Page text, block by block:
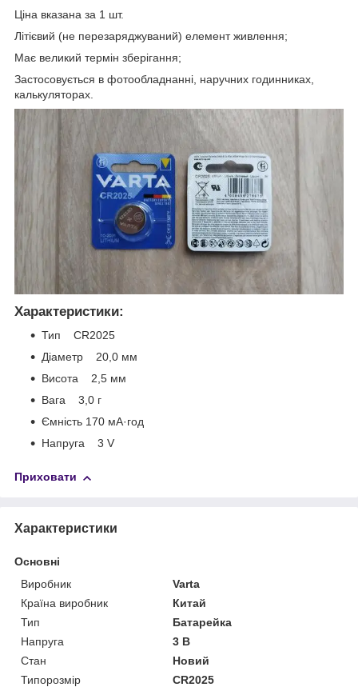
Ціна вказана за 1 шт.
Літієвий (не перезаряджуваний) елемент живлення;
Має великий термін зберігання;
Застосовується в фотообладнанні, наручних годинниках,
калькуляторах.
Характеристики:
Тип CR2025
Діаметр 20,0 мм
Висота 2,5 мм
Вага 3,0 г
Ємність 170 мА·год
Напруга 3 V
Приховати
Характеристики
Основні
Виробник
Varta
Країна виробник
Китай
Тип
Батарейка
Напруга
3 В
Стан
Новий
Типорозмір
CR2025